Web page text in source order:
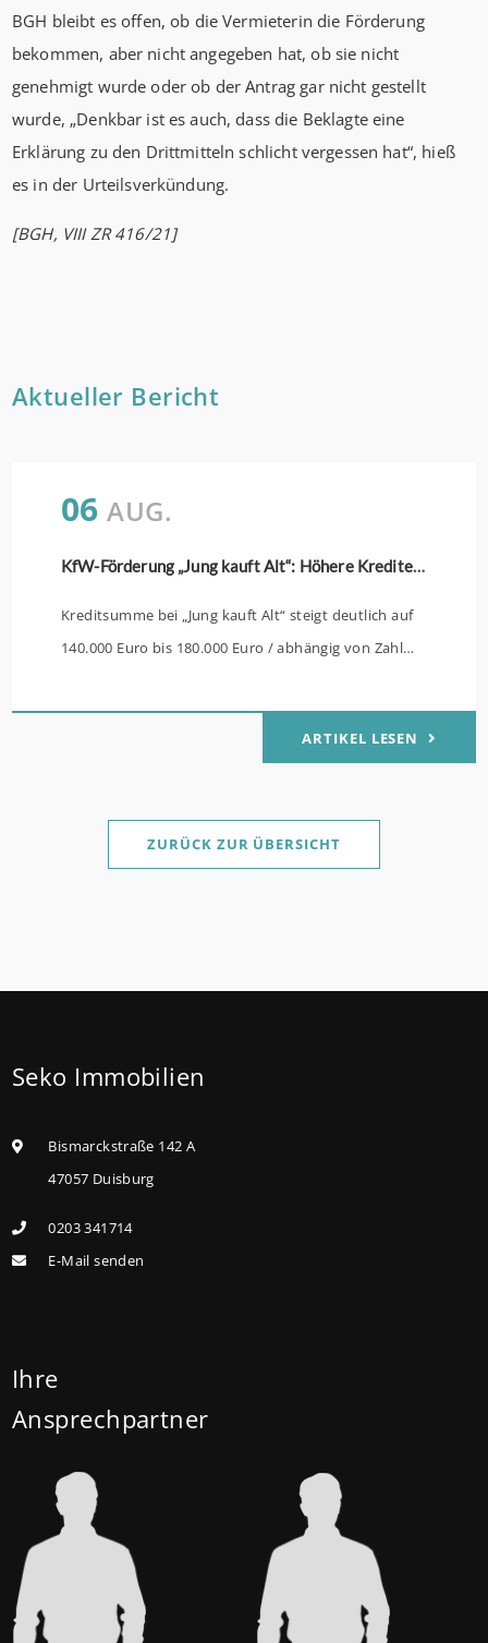
BGH bleibt es offen, ob die Vermieterin die Förderung
bekommen, aber nicht angegeben hat, ob sie nicht
genehmigt wurde oder ob der Antrag gar nicht gestellt
wurde, „Denkbar ist es auch, dass die Beklagte eine
Erklärung zu den Drittmitteln schlicht vergessen hat“, hieß
es in der Urteilsverkündung.
[BGH, VIII ZR 416/21]
Aktueller Bericht
06 AUG.
KfW-Förderung „Jung kauft Alt“: Höhere Kredite ab August 2026
Kreditsumme bei „Jung kauft Alt“ steigt deutlich auf
140.000 Euro bis 180.000 Euro / abhängig von Zahl
verbilligt: Heutiger Zins bei 0,53 Prozent effektiv bei
35 Jahren Laufzeit und 10 Jahren Zinsbindung
Sanierung in Einzelmaßnahmen ab sofort möglich
kaufen, die sie selbst bewohnen und sanieren,
höheren Kreditbetrag bei der KfW beantragen. Für
Familien mit einem Kind steigt der
Euro, für Familien mit zwei Kindern auf 160.000 Euro
(vorher: 125.000 Euro) und für Familien mit drei und
Heute liegt der Zinssatz für ein Darlehen mit 35
Prozent effektiv. (mehr …)
ARTIKEL LESEN
ZURÜCK ZUR ÜBERSICHT
Seko Immobilien
Bismarckstraße 142 A
47057 Duisburg
0203 341714
E-Mail senden
Ihre
Ansprechpartner